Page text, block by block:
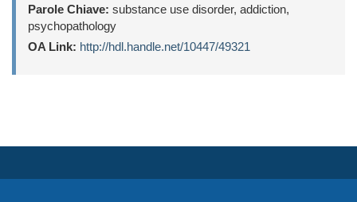
Parole Chiave: substance use disorder, addiction,
psychopathology
OA Link: http://hdl.handle.net/10447/49321